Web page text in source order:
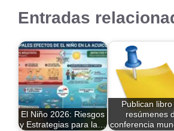
Entradas
El Niño 2026: Riesgos
y Estrategias para la…
Publican libro
resúmenes
conferencia